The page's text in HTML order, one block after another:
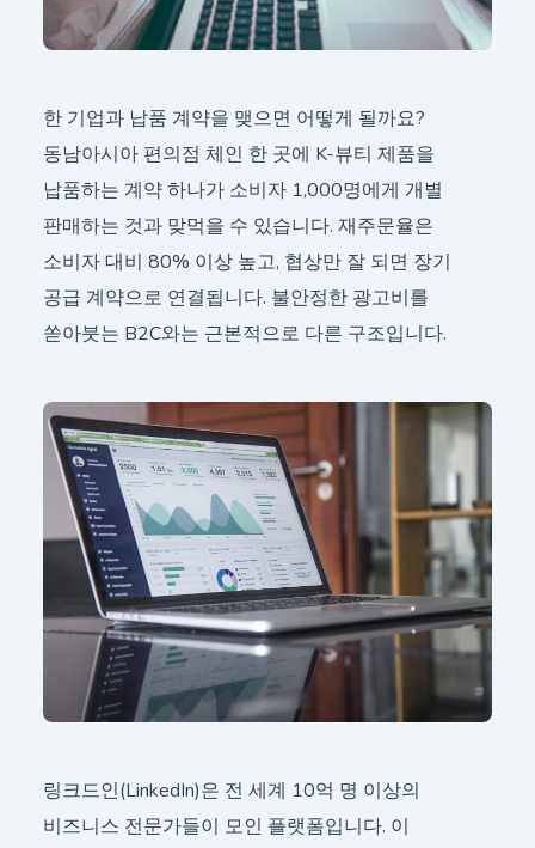
한 기업과 납품 계약을 맺으면 어떻게 될까요?
동남아시아 편의점 체인 한 곳에 K-뷰티 제품을
납품하는 계약 하나가 소비자 1,000명에게 개별
판매하는 것과 맞먹을 수 있습니다. 재주문율은
소비자 대비 80% 이상 높고, 협상만 잘 되면 장기
공급 계약으로 연결됩니다. 불안정한 광고비를
쏟아붓는 B2C와는 근본적으로 다른 구조입니다.
링크드인(LinkedIn)은 전 세계 10억 명 이상의
비즈니스 전문가들이 모인 플랫폼입니다. 이